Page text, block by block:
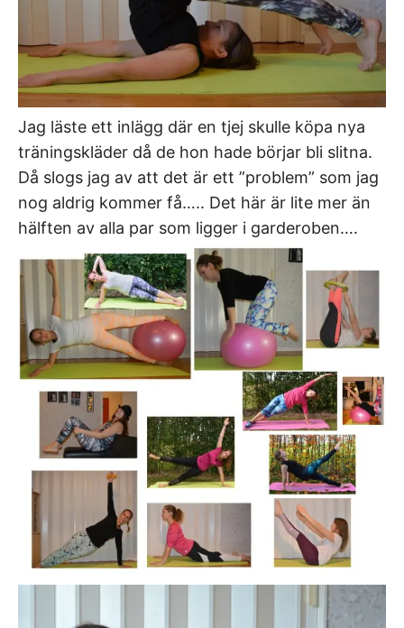
Jag läste ett inlägg där en tjej skulle köpa nya
träningskläder då de hon hade börjar bli slitna.
Då slogs jag av att det är ett ”problem” som jag
nog aldrig kommer få….. Det här är lite mer än
hälften av alla par som ligger i garderoben….